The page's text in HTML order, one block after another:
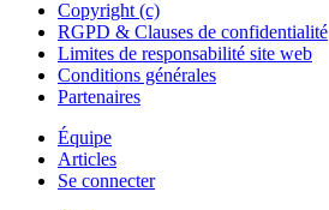
Copyright (c)
RGPD & Clauses de confidentialité
Limites de responsabilité site web
Conditions générales
Partenaires
Équipe
Articles
Se connecter